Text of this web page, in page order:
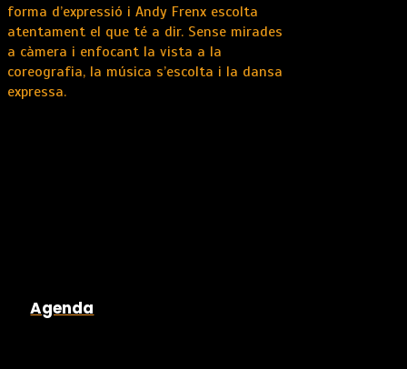
forma d’expressió i Andy Frenx escolta
atentament el que té a dir. Sense mirades
a càmera i enfocant la vista a la
coreografia, la música s’escolta i la dansa
expressa.
Agenda